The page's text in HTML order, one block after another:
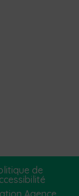
de
Agence